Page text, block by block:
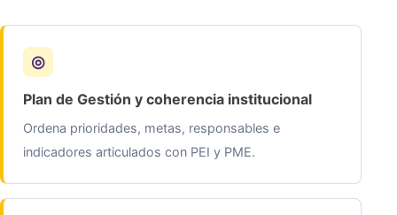
Plan de Gestión y coherencia institucional
Ordena prioridades, metas, responsables e
indicadores articulados con PEI y PME.